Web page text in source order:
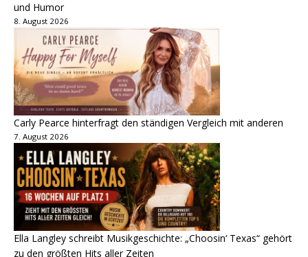
und Humor
8. August 2026
Carly Pearce hinterfragt den ständigen Vergleich mit anderen
7. August 2026
Ella Langley schreibt Musikgeschichte: „Choosin‘ Texas“ gehört
zu den größten Hits aller Zeiten